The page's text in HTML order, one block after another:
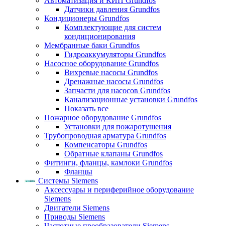
Датчики давления Grundfos
Кондиционеры Grundfos
Комплектующие для систем
кондиционирования
Мембранные баки Grundfos
Гидроаккумуляторы Grundfos
Насосное оборудование Grundfos
Вихревые насосы Grundfos
Дренажные насосы Grundfos
Запчасти для насосов Grundfos
Канализационные установки Grundfos
Показать все
Пожарное оборудование Grundfos
Установки для пожаротушения
Трубопроводная арматура Grundfos
Компенсаторы Grundfos
Обратные клапаны Grundfos
Фитинги, фланцы, камлоки Grundfos
Фланцы
Системы Siemens
Аксессуары и периферийное оборудование
Siemens
Двигатели Siemens
Приводы Siemens